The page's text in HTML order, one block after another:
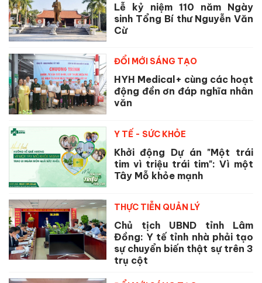
Lễ kỷ niệm 110 năm Ngày
sinh Tổng Bí thư Nguyễn Văn
Cừ
ĐỔI MỚI SÁNG TẠO
HYH Medical+ cùng các hoạt
động đền ơn đáp nghĩa nhân
văn
Y TẾ - SỨC KHỎE
Khởi động Dự án "Một trái
tim vì triệu trái tim": Vì một
Tây Mỗ khỏe mạnh
THỰC TIỄN QUẢN LÝ
Chủ tịch UBND tỉnh Lâm
Đồng: Y tế tỉnh nhà phải tạo
sự chuyển biến thật sự trên 3
trụ cột